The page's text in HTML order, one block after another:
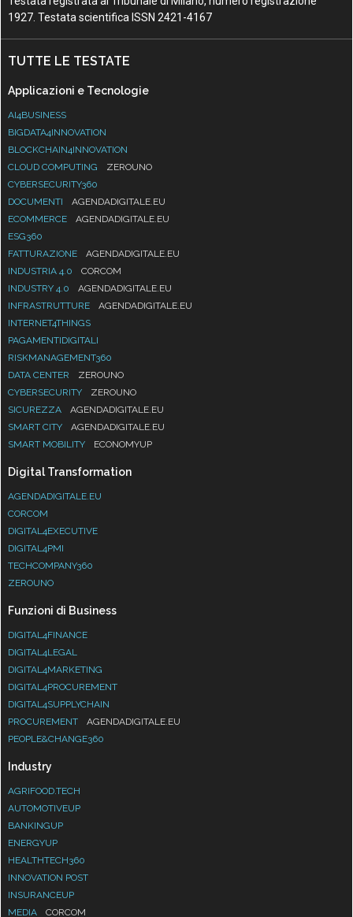
1927. Testata scientifica ISSN 2421-4167
TUTTE LE TESTATE
Applicazioni e Tecnologie
AI4BUSINESS
BIGDATA4INNOVATION
BLOCKCHAIN4INNOVATION
CLOUD COMPUTING
ZEROUNO
CYBERSECURITY360
DOCUMENTI
AGENDADIGITALE.EU
ECOMMERCE
AGENDADIGITALE.EU
ESG360
FATTURAZIONE
AGENDADIGITALE.EU
INDUSTRIA 4.0
CORCOM
INDUSTRY 4.0
AGENDADIGITALE.EU
INFRASTRUTTURE
AGENDADIGITALE.EU
INTERNET4THINGS
PAGAMENTIDIGITALI
RISKMANAGEMENT360
DATA CENTER
ZEROUNO
CYBERSECURITY
ZEROUNO
SICUREZZA
AGENDADIGITALE.EU
SMART CITY
AGENDADIGITALE.EU
SMART MOBILITY
ECONOMYUP
Digital Transformation
AGENDADIGITALE.EU
CORCOM
DIGITAL4EXECUTIVE
DIGITAL4PMI
TECHCOMPANY360
ZEROUNO
Funzioni di Business
DIGITAL4FINANCE
DIGITAL4LEGAL
DIGITAL4MARKETING
DIGITAL4PROCUREMENT
DIGITAL4SUPPLYCHAIN
PROCUREMENT
AGENDADIGITALE.EU
PEOPLE&CHANGE360
Industry
AGRIFOOD.TECH
AUTOMOTIVEUP
BANKINGUP
ENERGYUP
HEALTHTECH360
INNOVATION POST
INSURANCEUP
MEDIA
CORCOM